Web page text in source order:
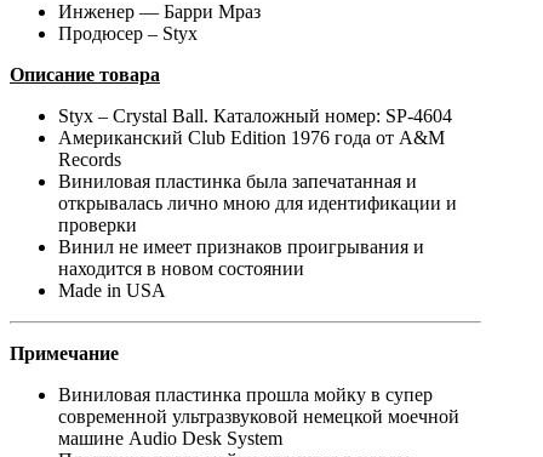
Инженер — Барри Мраз
Продюсер – Styx
Описание товара
Styx – Crystal Ball. Каталожный номер: SP-4604
Американский Club Edition 1976 года от A&M
Records
Виниловая пластинка была запечатанная и
открывалась лично мною для идентификации и
проверки
Винил не имеет признаков проигрывания и
находится в новом состоянии
Made in USA
Примечание
Виниловая пластинка прошла мойку в супер
современной ультразвуковой немецкой моечной
машине Audio Desk System